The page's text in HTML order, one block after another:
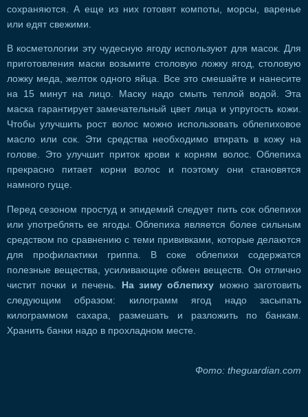
сохраняются. А еще из них готовят компоты, морсы, варенье
или едят свежими.
В косметологии эту чудесную ягоду используют для масок. Для
приготовления маски возьмите столовую ложку ягод, столовую
ложку меда, желток одного яйца. Все это смешайте и нанесите
на 15 минут на лицо. Маску надо смыть теплой водой. Эта
маска гарантирует замечательный цвет лица и упругость кожи.
Чтобы улучшить рост волос можно использовать облепиховое
масло или сок. Эти средства необходимо втирать в кожу на
голове. Это улучшит приток крови к корням волос. Облепиха
прекрасно питает корни волос и поэтому они становятся
намного гуще.
Перед сезоном простуд и эпидемий следует пить сок облепихи
или употреблять ее ягоды. Облепиха является более сильным
средством по сравнению с теми прививками, которые делаются
для профилактики гриппа. В соке облепихи содержатся
полезные вещества, усиливающие обмен веществ. Он отлично
чистит почки и печень.
На зиму облепиху можно заготовить
следующим образом: килограмм ягод надо засыпать
килограммом сахара, размешать и разложить по банкам.
Хранить банки надо в прохладном месте.
Фото: theguardian.com